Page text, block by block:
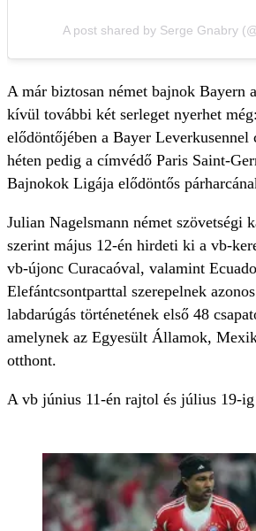
A post shared by Serge Gnabry
A már biztosan német bajnok Bayern
kívül további két serleget nyerhet
elődöntőjében a Bayer Leverkusennel
héten pedig a címvédő Paris Saint-
Bajnokok Ligája elődöntős
Julian Nagelsmann német szövetségi
szerint május 12-én hirdeti ki a vb-
vb-újonc Curacaóval, valamint
Elefántcsontparttal szerepelnek
labdarúgás történetének első 48
amelynek az Egyesült Államok,
otthont.
A vb június 11-én rajtol és július 19-